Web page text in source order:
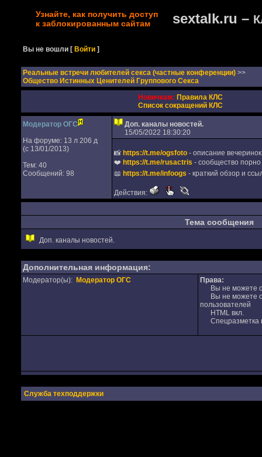
Узнайте, как получить доступ
к заблокированным сайтам
sextalk.ru –
Вы не вошли [Войти ]
Реальные встречи любителей секса (частные конференции) >>
Общество Истинных Ценителей Группового Секса
Новичкам: Правила КЛС
Список сокращений КЛС
Модератор ОГС
На форуме: 13 л 206 д
(с 13/01/2013)
Тем: 40
Сообщений: 98
Доп. каналы новостей.
15/05/2022 18:30:20
📸 https://t.me/ogsfoto- описание
❤️ https://t.me/rusactris - сообщество порно
📖 https://t.me/infoogs - краткий обзор и
Действия:
Тема сообщения
Доп. каналы новостей.
Дополнительная информация:
Модератор(ы): Модератор ОГС
Права:
Вы не можете
Вы не можете
пользователей
HTML вкл.
Спецразметка
Служба техподдержки